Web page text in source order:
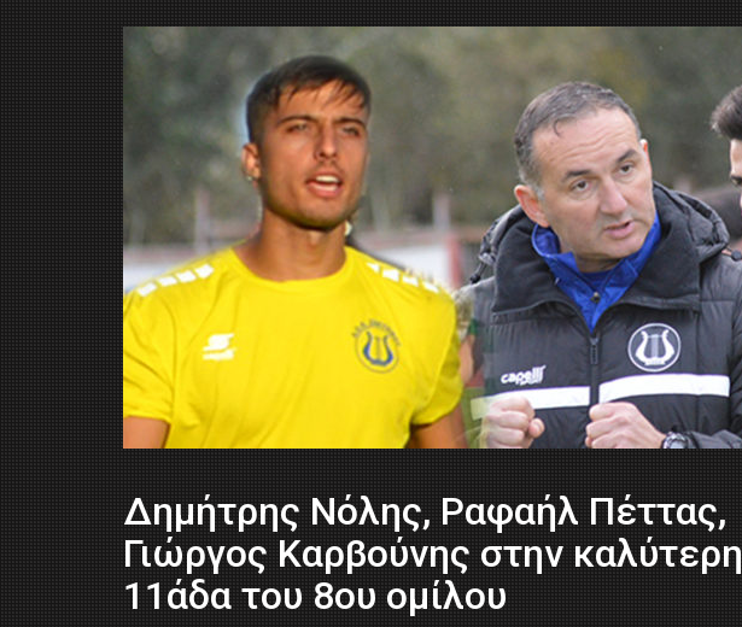
Δημήτρης Νόλης, Ραφαήλ Πέττας,
Γιώργος Καρβούνης στην καλύτερη
11άδα του 8ου ομίλου